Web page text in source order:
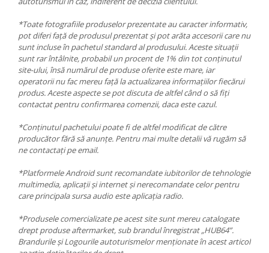
*Toate fotografiile produselor prezentate au caracter informativ,
pot diferi față de produsul prezentat și pot arăta accesorii care nu
sunt incluse în pachetul standard al produsului. Aceste situații
sunt rar întâlnite, probabil un procent de 1% din tot conținutul
site-ului, însă numărul de produse oferite este mare, iar
operatorii nu fac mereu față la actualizarea informațiilor fiecărui
produs. Aceste aspecte se pot discuta de altfel când o să fiți
contactat pentru confirmarea comenzii, daca este cazul.
*Conținutul pachetului poate fi de altfel modificat de către
producător fără să anunțe. Pentru mai multe detalii vă rugăm să
ne contactați pe email.
*Platformele Android sunt recomandate iubitorilor de tehnologie
multimedia, aplicații și internet și nerecomandate celor pentru
care principala sursa audio este aplicația radio.
*Produsele comercializate pe acest site sunt mereu catalogate
drept produse aftermarket, sub brandul înregistrat „HUB64”.
Brandurile și Logourile autoturismelor menționate în acest articol